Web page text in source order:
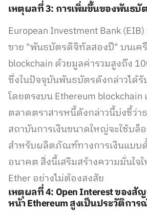
เหตุผลที่ 3: การเพิ่มขึ้นของพันธบั
European Investment Bank
ขาย "พันธบัตรดิจิทัลสองปี" บนเค
blockchain ด้วยมูลค่ารวมสูงถึง
ซึ่งในปัจจุบันพันธบัตรดังกล่าวได้รั
โดยตรงบน Ethereum
ตลาดตราสารหนี้ดังกล่าวนี้บ่งชี้ว่า
สถาบันการเงินขนาดใหญ่จะใช้บล็
สำหรับผลิตภัณฑ์ทางการเงินแบบ
อนาคต สิ่งนี้เสริมสร้างความมั่นใ
Ether อย่างไม่ต้องสงสัย
เหตุผลที่ 4: Open Interest ของสั
หน้า Ethereum สูงเป็นประวัติการ